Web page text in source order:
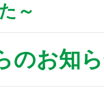
～
のお知